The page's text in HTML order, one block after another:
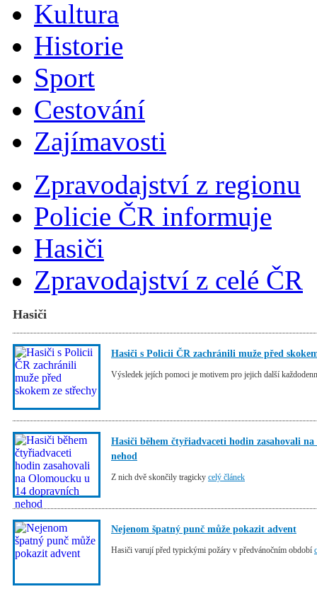
Kultura
Historie
Sport
Cestování
Zajímavosti
Zpravodajství z regionu
Policie ČR informuje
Hasiči
Zpravodajství z celé ČR
Hasiči
Hasiči s Policii ČR zachránili muže před
Výsledek jejích pomoci je motivem pro jejich další
Hasiči během čtyřiadvaceti hodin zasahovali
nehod
Z nich dvě skončily tragicky celý článek
Nejenom špatný punč může pokazit advent
Hasiči varují před typickými požáry v předvánočním období